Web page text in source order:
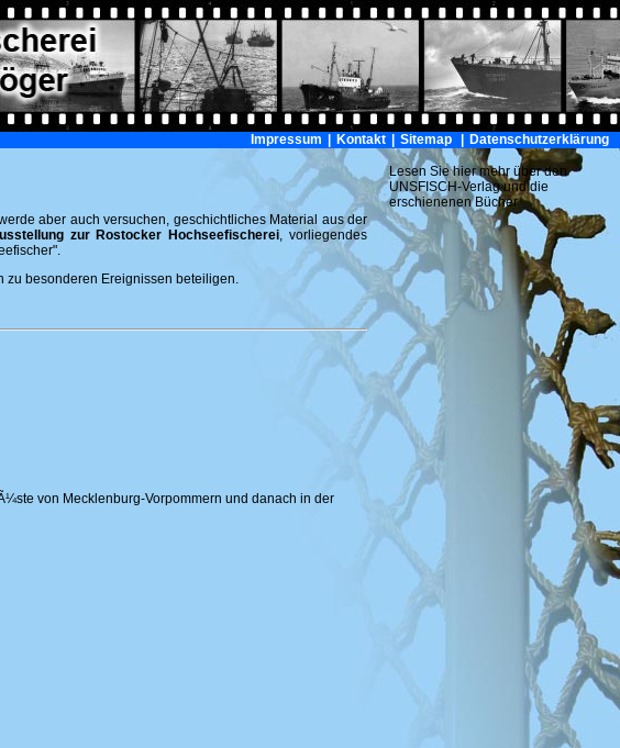
Impressum Kontakt Sitemap Datenschutzerklärung
aber auch versuchen, geschichtliches Material aus der
zur Rostocker Hochseefischerei, vorliegendes
zu besonderen Ereignissen beteiligen.
von Mecklenburg-Vorpommern und danach in der
Lesen Sie hier mehr über den
UNSFISCH-Verlag und die
erschienenen Bücher